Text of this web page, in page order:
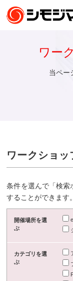
ワー
当ペー
ワークショ
条件を選んで「検索
することができます。
開催場所を選
ぶ
カテゴリを選
ぶ